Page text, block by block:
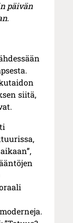
päivän
siitä,